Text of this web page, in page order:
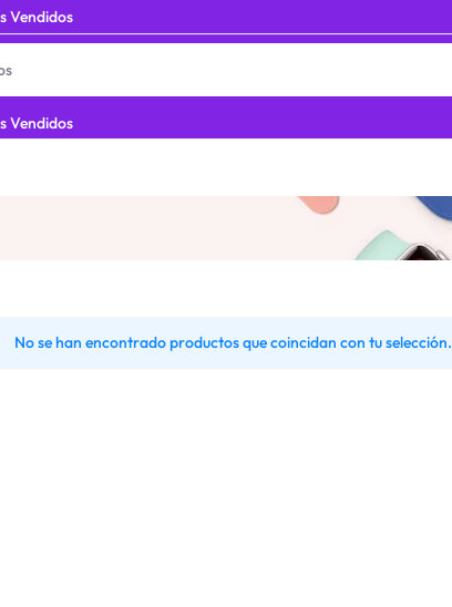
Vendidos
Vendidos
No se han encontrado productos que coincidan con tu selección.